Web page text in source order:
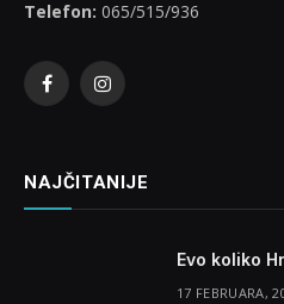
Telefon: 065/515/936
FacebookInstagram
NAJČITANIJE
Evo koliko
17 FEBRUARA,